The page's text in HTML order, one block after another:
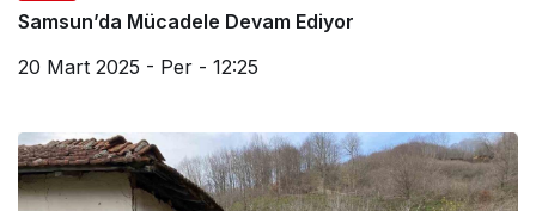
Samsun’da Mücadele Devam Ediyor
20 Mart 2025 - Per - 12:25